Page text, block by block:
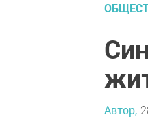
Автор,